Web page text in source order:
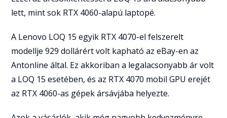
lett, mint sok RTX 4060-alapú laptopé.
A Lenovo LOQ 15 egyik RTX 4070-el felszerelt
modellje 929 dollárért volt kapható az eBay-en az
Antonline által. Ez akkoriban a legalacsonyabb ár volt
a LOQ 15 esetében, és az RTX 4070 mobil GPU erejét
az RTX 4060-as gépek ársávjába helyezte.